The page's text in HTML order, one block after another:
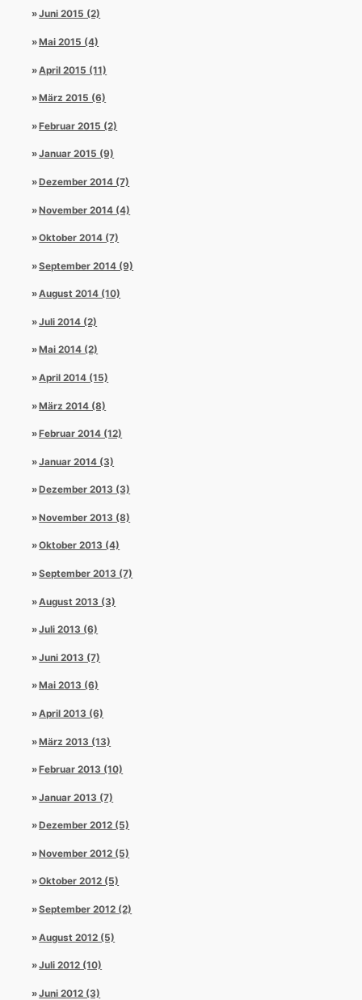
Juni 2015 (2)
Mai 2015 (4)
April 2015 (11)
März 2015 (6)
Februar 2015 (2)
Januar 2015 (9)
Dezember 2014 (7)
November 2014 (4)
Oktober 2014 (7)
September 2014 (9)
August 2014 (10)
Juli 2014 (2)
Mai 2014 (2)
April 2014 (15)
März 2014 (8)
Februar 2014 (12)
Januar 2014 (3)
Dezember 2013 (3)
November 2013 (8)
Oktober 2013 (4)
September 2013 (7)
August 2013 (3)
Juli 2013 (6)
Juni 2013 (7)
Mai 2013 (6)
April 2013 (6)
März 2013 (13)
Februar 2013 (10)
Januar 2013 (7)
Dezember 2012 (5)
November 2012 (5)
Oktober 2012 (5)
September 2012 (2)
August 2012 (5)
Juli 2012 (10)
Juni 2012 (3)